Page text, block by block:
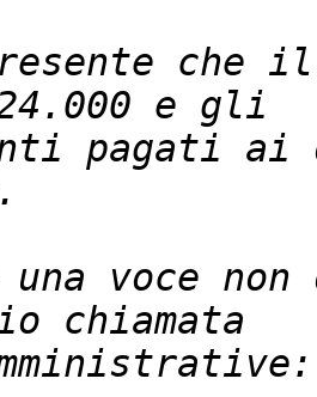
che
pagati
voce non